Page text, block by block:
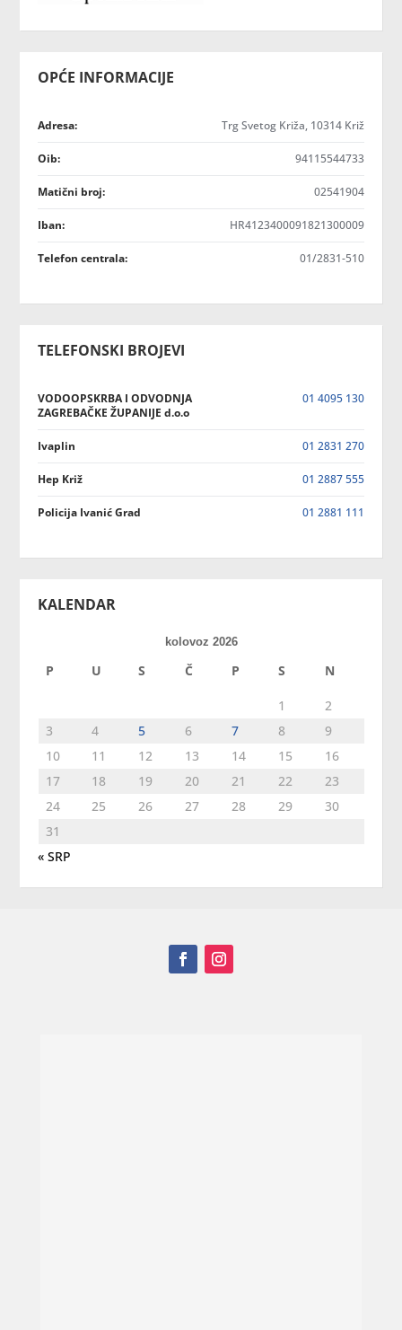
OPĆE INFORMACIJE
Adresa: Trg Svetog Križa, 10314 Križ
Oib: 94115544733
Matični broj: 02541904
Iban: HR4123400091821300009
Telefon centrala: 01/2831-510
TELEFONSKI BROJEVI
VODOOPSKRBA I ODVODNJA
ZAGREBAČKE ŽUPANIJE d.o.o
01 4095 130
Ivaplin 01 2831 270
Hep Križ 01 2887 555
Policija Ivanić Grad 01 2881 111
KALENDAR
kolovoz 2026
P U S Č P S N
1
2
3
4 5 6 7 8
9
10
11 12 13 14 15
16
17
18 19 20 21 22
23
24
25 26 27 28 29
30
31
« SRP